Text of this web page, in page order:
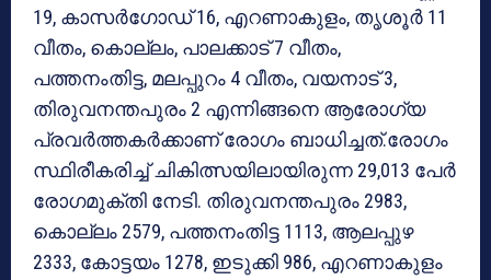
19, കാസര്‍ഗോഡ് 16, എറണാകുളം, തൃശൂര്‍ 11
വീതം, കൊല്ലം, പാലക്കാട് 7 വീതം,
പത്തനംതിട്ട, മലപ്പുറം 4 വീതം, വയനാട് 3,
തിരുവനന്തപുരം 2 എന്നിങ്ങനെ ആരോഗ്യ
പ്രവര്‍ത്തകര്‍ക്കാണ് രോഗം ബാധിച്ചത്.രോഗം
സ്ഥിരീകരിച്ച് ചികിത്സയിലായിരുന്ന 29,013 പേര്‍
രോഗമുക്തി നേടി. തിരുവനന്തപുരം 2983,
കൊല്ലം 2579, പത്തനംതിട്ട 1113, ആലപ്പുഴ
2333, കോട്ടയം 1278, ഇടുക്കി 986, എറണാകുളം